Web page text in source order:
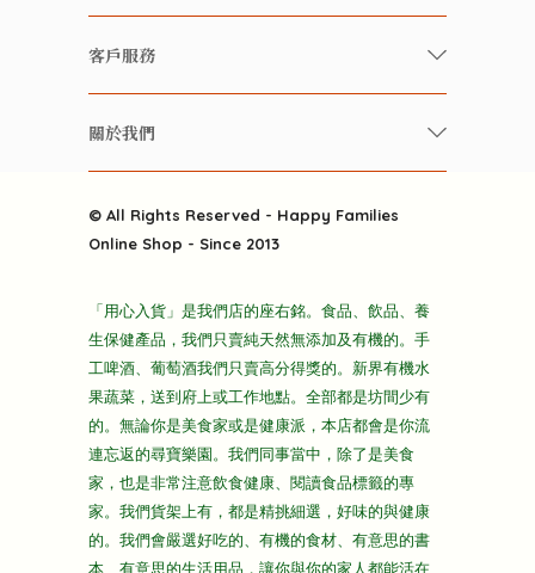
有機 / 無添加飲品
養生保健好東西
酒類
雜貨部
折上折大特價
主頁
快樂家庭 飲食雜誌
雲南搜食記
粒粒皆辛苦
快樂電視台
客戶服務
常見問題
關於我們
送貨
隱私政策
© All Rights Reserved - Happy Families
Online Shop - Since 2013
「用心入貨」是我們店的座右銘。食品、飲品、養
生保健產品，我們只賣純天然無添加及有機的。手
工啤酒、葡萄酒我們只賣高分得獎的。新界有機水
果蔬菜，送到府上或工作地點。全部都是坊間少有
的。無論你是美食家或是健康派，本店都會是你流
連忘返的尋寶樂園。我們同事當中，除了是美食
家，也是非常注意飲食健康、閱讀食品標籤的專
家。我們貨架上有，都是精挑細選，好味的與健康
的。我們會嚴選好吃的、有機的食材、有意思的書
本、有意思的生活用品，讓你與你的家人都能活在